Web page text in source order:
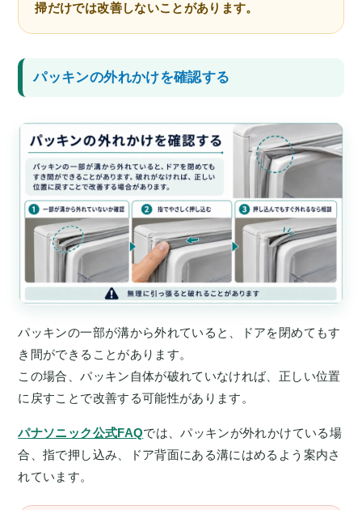
掃だけでは改善しないことがあります。
パッキンの外れかけを確認する
パッキンの一部が溝から外れていると、ドアを閉めてもす
き間ができることがあります。
この場合、パッキン自体が破れていなければ、正しい位置
に戻すことで改善する可能性があります。
パナソニック公式FAQでは、パッキンが外れかけている場
合、指で押し込み、ドア背面にある溝にはめるよう案内さ
れています。